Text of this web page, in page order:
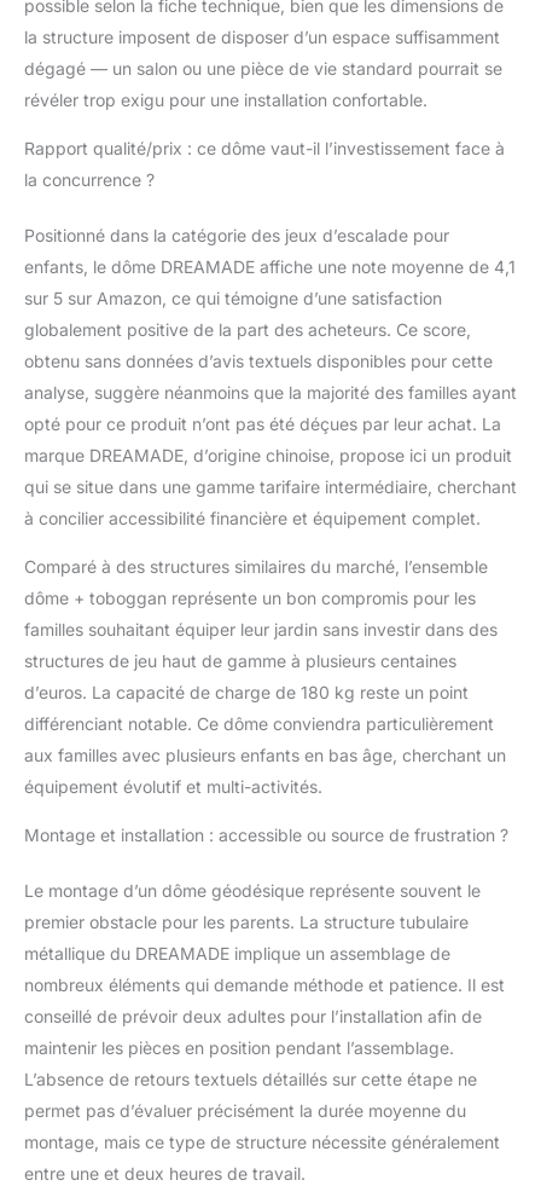
amusement sans fin et
brûler leur énergie pour
libérer les parents, mais
il est également
compétences motrices
coordination main-pied
et la pensée critique.
Montage et entretien
facile — Nous
fournissons des
instructions de montage
détaillées pour que le
montage de cette
structure d'escalade
pour enfants ne soit pas
compliqué. L'entretien
quotidien ne nécessite
Donc votre petit est libre
l'intérieur ou à
l'extérieur.
possible selon la fiche technique, bien que les dimensions de
la structure imposent de disposer d’un espace suffisamment
dégagé — un salon ou une pièce de vie standard pourrait se
révéler trop exigu pour une installation confortable.
Rapport qualité/prix : ce dôme vaut-il l’investissement face à
la concurrence ?
Positionné dans la catégorie des jeux d’escalade pour
enfants, le dôme DREAMADE affiche une note moyenne de 4,1
sur 5 sur Amazon, ce qui témoigne d’une satisfaction
globalement positive de la part des acheteurs. Ce score,
obtenu sans données d’avis textuels disponibles pour cette
analyse, suggère néanmoins que la majorité des familles ayant
opté pour ce produit n’ont pas été déçues par leur achat. La
marque DREAMADE, d’origine chinoise, propose ici un produit
qui se situe dans une gamme tarifaire intermédiaire, cherchant
à concilier accessibilité financière et équipement complet.
Comparé à des structures similaires du marché, l’ensemble
dôme + toboggan représente un bon compromis pour les
familles souhaitant équiper leur jardin sans investir dans des
structures de jeu haut de gamme à plusieurs centaines
d’euros. La capacité de charge de 180 kg reste un point
différenciant notable. Ce dôme conviendra particulièrement
aux familles avec plusieurs enfants en bas âge, cherchant un
équipement évolutif et multi-activités.
Montage et installation : accessible ou source de frustration ?
Le montage d’un dôme géodésique représente souvent le
premier obstacle pour les parents. La structure tubulaire
métallique du DREAMADE implique un assemblage de
nombreux éléments qui demande méthode et patience. Il est
conseillé de prévoir deux adultes pour l’installation afin de
maintenir les pièces en position pendant l’assemblage.
L’absence de retours textuels détaillés sur cette étape ne
permet pas d’évaluer précisément la durée moyenne du
montage, mais ce type de structure nécessite généralement
entre une et deux heures de travail.